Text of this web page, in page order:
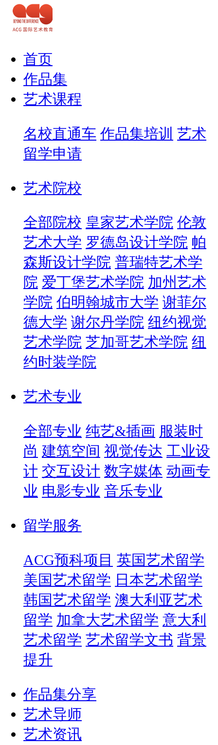
首页
作品集
艺术课程
名校直通车 作品集培训 艺术
留学申请
艺术院校
全部院校 皇家艺术学院 伦敦
艺术大学 罗德岛设计学院 帕
森斯设计学院 普瑞特艺术学
院 爱丁堡艺术学院 加州艺术
学院 伯明翰城市大学 谢菲尔
德大学 谢尔丹学院 纽约视觉
艺术学院 芝加哥艺术学院 纽
约时装学院
艺术专业
全部专业 纯艺&插画 服装时
尚 建筑空间 视觉传达 工业设
计 交互设计 数字媒体 动画专
业 电影专业 音乐专业
留学服务
ACG预科项目 英国艺术留学
美国艺术留学 日本艺术留学
韩国艺术留学 澳大利亚艺术
留学 加拿大艺术留学 意大利
艺术留学 艺术留学文书 背景
提升
作品集分享
艺术导师
艺术资讯